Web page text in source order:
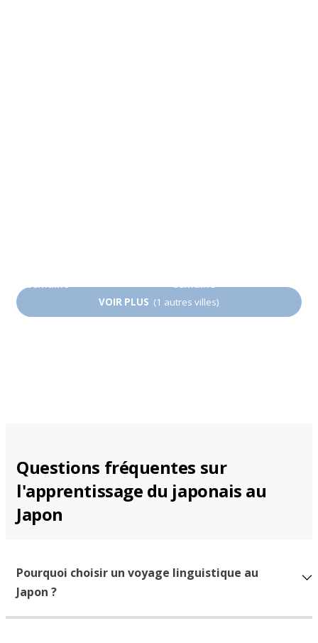
semaine
semaine
VOIR PLUS (1 autres villes)
Questions fréquentes sur
l'apprentissage du japonais au
Japon
Pourquoi choisir un voyage linguistique au
Japon ?